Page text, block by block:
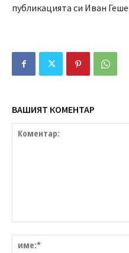
публикацията си Иван
ВАШИЯТ КОМЕНТАР